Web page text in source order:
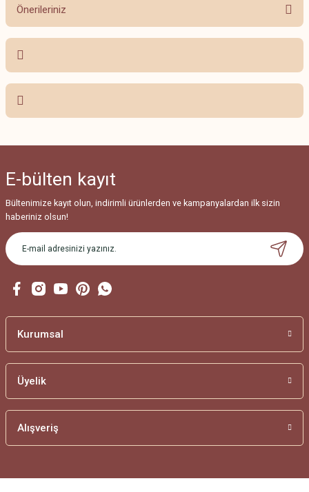
Önerileriniz
Bu ürünün fiyat bilgisi, resim, ürün açıklamalarında ve diğer konularda
yetersiz gördüğünüz noktaları öneri formunu kullanarak tarafımıza
iletebilirsiniz.
Ürün fiyatı diğer sitelerden daha pahalı.
Bu ürüne benzer farklı alternatifler olmalı.
E-bülten kayıt
Bültenimize kayıt olun, indirimli ürünlerden ve kampanyalardan ilk sizin
haberiniz olsun!
Kurumsal
Üyelik
Alışveriş